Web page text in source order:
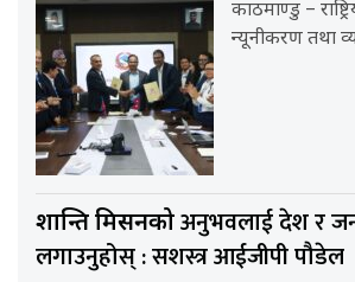
काठमाण्डु –
न्यूनीकरण तथा
शान्ति मिसनकोअनुभवलाई देश र
लगाउनुहोस् : सशस्त्र आईजीपी पौडेल